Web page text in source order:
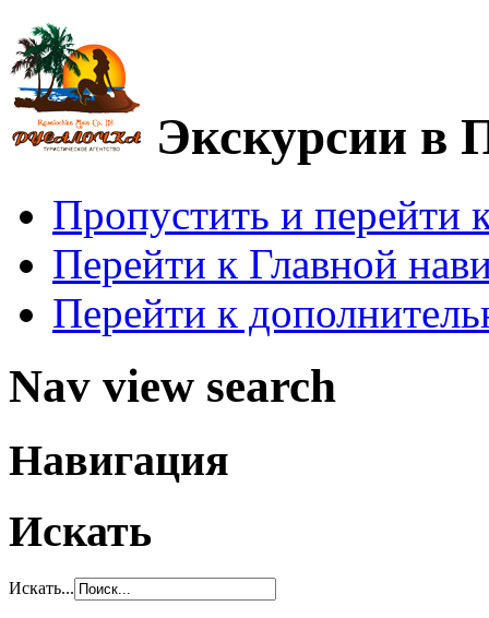
Экскурсии в
Пропустить и перейти
Перейти к Главной
Перейти к
Nav view search
Навигация
Искать
Искать...